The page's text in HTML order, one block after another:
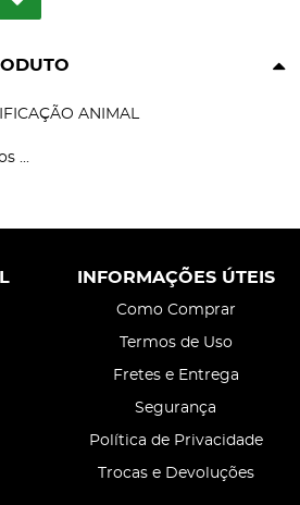
ANIMAL
...
INFORMAÇÕES ÚTEIS
Como Comprar
Termos de Uso
Fretes e Entrega
Segurança
Política de Privacidade
Trocas e Devoluções